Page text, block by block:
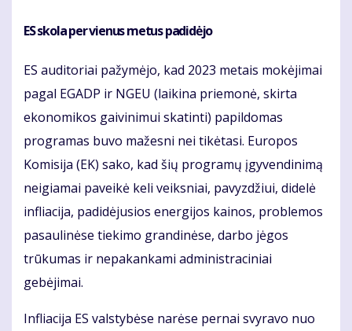
ES skola per vienus metus padidėjo
ES auditoriai pažymėjo, kad 2023 metais mokėjimai
pagal EGADP ir NGEU (laikina priemonė, skirta
ekonomikos gaivinimui skatinti) papildomas
programas buvo mažesni nei tikėtasi. Europos
Komisija (EK) sako, kad šių programų įgyvendinimą
neigiamai paveikė keli veiksniai, pavyzdžiui, didelė
infliacija, padidėjusios energijos kainos, problemos
pasaulinėse tiekimo grandinėse, darbo jėgos
trūkumas ir nepakankami administraciniai
gebėjimai.
Infliacija ES valstybėse narėse pernai svyravo nuo